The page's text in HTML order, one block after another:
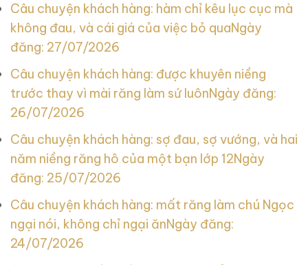
Câu chuyện khách hàng: hàm chỉ kêu lục cục mà
không đau, và cái giá của việc bỏ quaNgày
đăng: 27/07/2026
Câu chuyện khách hàng: được khuyên niềng
trước thay vì mài răng làm sứ luônNgày đăng:
26/07/2026
Câu chuyện khách hàng: sợ đau, sợ vướng, và hai
năm niềng răng hô của một bạn lớp 12Ngày
đăng: 25/07/2026
Câu chuyện khách hàng: mất răng làm chú Ngọc
ngại nói, không chỉ ngại ănNgày đăng:
24/07/2026